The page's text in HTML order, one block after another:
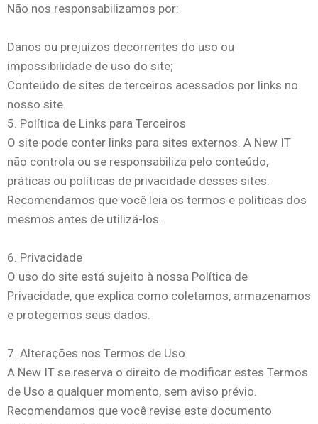
Não nos responsabilizamos por:
Danos ou prejuízos decorrentes do uso ou
impossibilidade de uso do site;
Conteúdo de sites de terceiros acessados por links no
nosso site.
5. Política de Links para Terceiros
O site pode conter links para sites externos. A New IT
não controla ou se responsabiliza pelo conteúdo,
práticas ou políticas de privacidade desses sites.
Recomendamos que você leia os termos e políticas dos
mesmos antes de utilizá-los.
6. Privacidade
O uso do site está sujeito à nossa Política de
Privacidade, que explica como coletamos, armazenamos
e protegemos seus dados.
7. Alterações nos Termos de Uso
A New IT se reserva o direito de modificar estes Termos
de Uso a qualquer momento, sem aviso prévio.
Recomendamos que você revise este documento